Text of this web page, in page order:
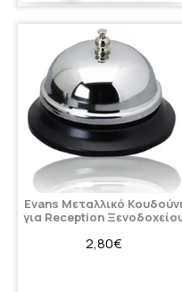
Evans Μεταλλικό
για Reception
2,80€